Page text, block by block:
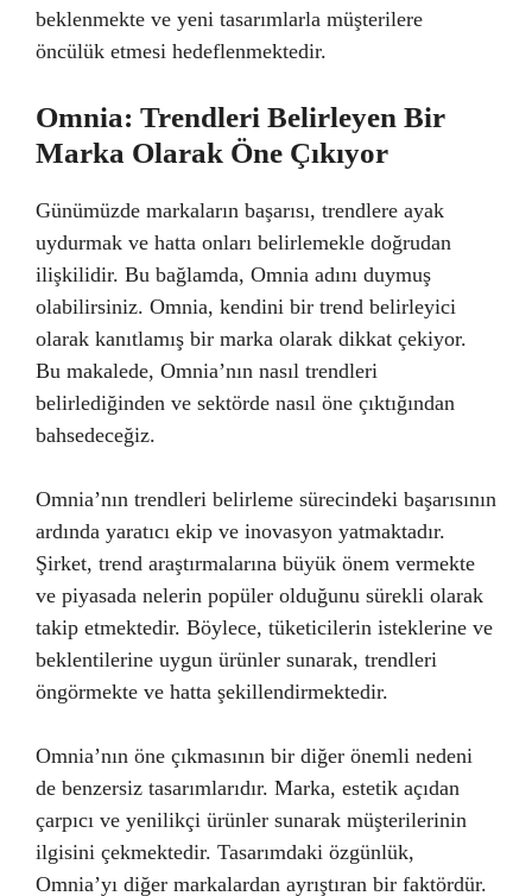
beklenmekte ve yeni tasarımlarla müşterilere
öncülük etmesi hedeflenmektedir.
Omnia: Trendleri Belirleyen Bir
Marka Olarak Öne Çıkıyor
Günümüzde markaların başarısı, trendlere ayak
uydurmak ve hatta onları belirlemekle doğrudan
ilişkilidir. Bu bağlamda, Omnia adını duymuş
olabilirsiniz. Omnia, kendini bir trend belirleyici
olarak kanıtlamış bir marka olarak dikkat çekiyor.
Bu makalede, Omnia’nın nasıl trendleri
belirlediğinden ve sektörde nasıl öne çıktığından
bahsedeceğiz.
Omnia’nın trendleri belirleme sürecindeki başarısının
ardında yaratıcı ekip ve inovasyon yatmaktadır.
Şirket, trend araştırmalarına büyük önem vermekte
ve piyasada nelerin popüler olduğunu sürekli olarak
takip etmektedir. Böylece, tüketicilerin isteklerine ve
beklentilerine uygun ürünler sunarak, trendleri
öngörmekte ve hatta şekillendirmektedir.
Omnia’nın öne çıkmasının bir diğer önemli nedeni
de benzersiz tasarımlarıdır. Marka, estetik açıdan
çarpıcı ve yenilikçi ürünler sunarak müşterilerinin
ilgisini çekmektedir. Tasarımdaki özgünlük,
Omnia’yı diğer markalardan ayrıştıran bir faktördür.